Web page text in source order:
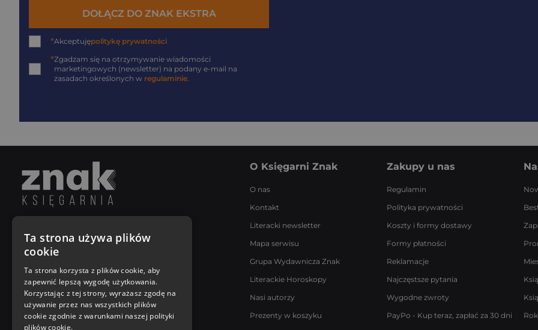
DOŁĄCZ DO ZNAK EKSTRA
*Akceptujępolitykę prywatności
*Zgadzam się na otrzymywanie wiadomości
marketingowych (newsletter) na podany e-mail na
zasadach określonych w regulaminie.
Poniedziałek - Piątek
8:00 - 18:00
[email protected]
Bądź z nami na bieżąco
O Księgarni Znak
O nas
Kontakt
Literacki newsletter
Mapa serwisu
Grupa Wydawnicza Znak
Literackie Horoskopy
Nasi autorzy
Prezenty w koszyku
Zakupy u nas
Regulamin
Polityka prywatności
Koszty i formy dostawy
Formy płatności
Reklamacje
Najczęstsze pytania
Wygodne zwroty
PayPo - Kup teraz, zapłać za 30 dni
Ta strona używa plików
cookie
Ta strona korzysta z plików cookie, aby
zapewnić lepszą wygodę użytkowania.
Korzystając z tej strony, wyrażasz zgodę na
używanie przez nas wszystkich plików
cookie zgodnie z warunkami naszej polityki
plików cookie.